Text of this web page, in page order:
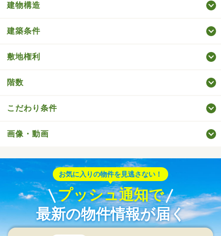
建物構造
建築条件
敷地権利
階数
こだわり条件
画像・動画
お気に入りの物件を見逃さない！
プッシュ通知で
最新の物件情報が届く